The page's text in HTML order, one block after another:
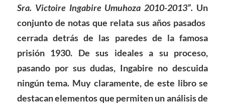
Sra. Victoire Ingabire Umuhoza 2010-2013”. Un
conjunto de notas que relata sus años pasados ​​
cerrada detrás de las paredes de la famosa
prisión 1930. De sus ideales a su proceso,
pasando por sus dudas, Ingabire no descuida
ningún tema. Muy claramente, de este libro se
destacan elementos que permiten un análisis de